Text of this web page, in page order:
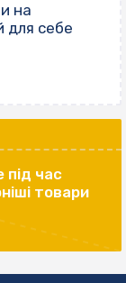
на
для себе
під час
товари